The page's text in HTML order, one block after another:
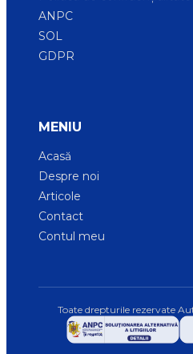
ANPC
SOL
GDPR
MENIU
Acasă
Despre noi
Articole
Contact
Contul meu
Toate drepturile rezervate